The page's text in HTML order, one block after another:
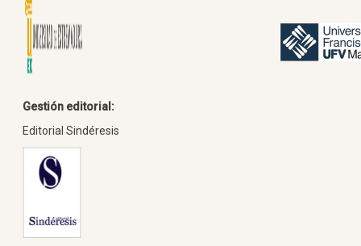
Gestión editorial:
Editorial Sindéresis